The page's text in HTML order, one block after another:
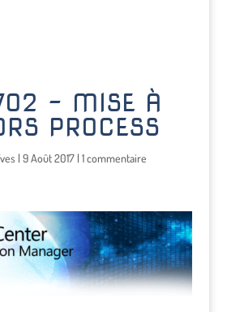
– MISE À
PROCESS
| 9 Août 2017| 1 commentaire